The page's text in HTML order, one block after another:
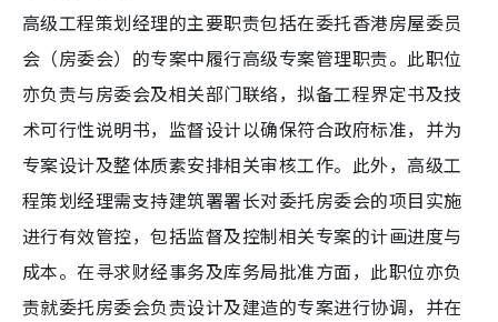
高级工程策划经理的主要职责包括在委托香港房屋委员
会（房委会）的专案中履行高级专案管理职责。此职位
亦负责与房委会及相关部门联络，拟备工程界定书及技
术可行性说明书，监督设计以确保符合政府标准，并为
专案设计及整体质素安排相关审核工作。此外，高级工
程策划经理需支持建筑署署长对委托房委会的项目实施
进行有效管控，包括监督及控制相关专案的计画进度与
成本。在寻求财经事务及库务局批准方面，此职位亦负
责就委托房委会负责设计及建造的专案进行协调，并在